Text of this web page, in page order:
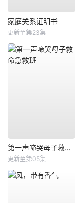
家庭关系证明书
更新至第23集
第一声啼哭母子救命急救班
更新至第05集